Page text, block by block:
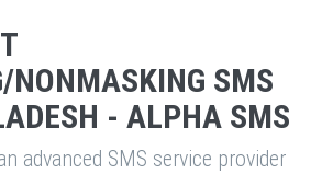
NONMASKING SMS
- ALPHA SMS
advanced SMS service provider